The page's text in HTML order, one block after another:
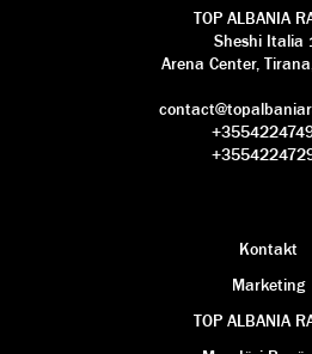
TOP ALBANIA
Sheshi Italia
Arena Center,
Kontakt
Marketing
TOP ALBANIA